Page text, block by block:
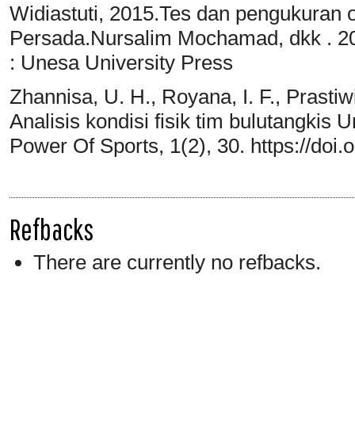
Widiastuti, 2015.Tes dan
Persada.Nursalim Mochamad, dkk .
: Unesa University Press
Zhannisa, U. H., Royana, I. F.,
Analisis kondisi fisik tim bulutangkis
Power Of Sports, 1(2), 30. https://
Refbacks
There are currently no refbacks.